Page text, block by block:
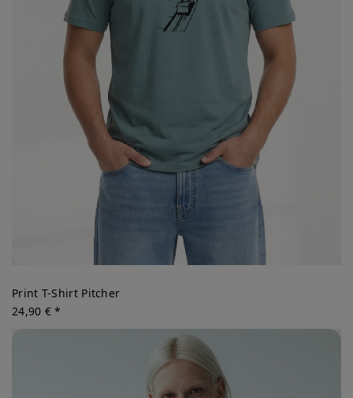
Print T-Shirt Pitcher
24,90 € *